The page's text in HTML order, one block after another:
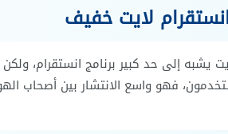
لايت خفيف
يشبه إلى حد كبير برنامج انستقرام،
فهو واسع الانتشار بين أصحاب